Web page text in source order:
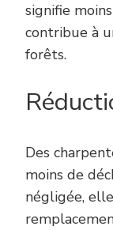
signifie
contribue à
forêts.
Des
moins de
négligée,